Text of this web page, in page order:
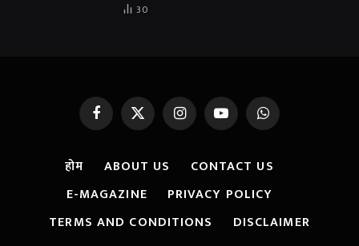
30
FacebookX
(Twitter)
InstagramYouTubeWhatsApp
होम ABOUT US
CONTACT US
E-MAGAZINE
PRIVACY POLICY
TERMS AND CONDITIONS
DISCLAIMER